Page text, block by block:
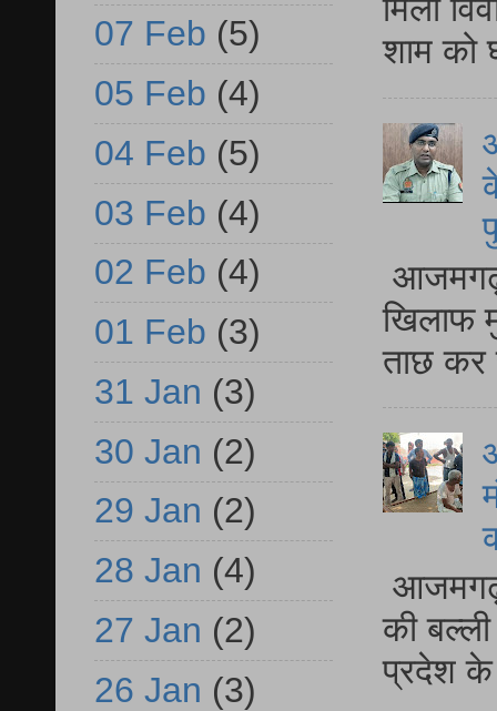
मिला
शाम को
आजमगढ़
खिलाफ
ताछ कर
आजमगढ़
की
प्रदेश
07 Feb (5)
05 Feb (4)
04 Feb (5)
03 Feb (4)
02 Feb (4)
01 Feb (3)
31 Jan (3)
30 Jan (2)
29 Jan (2)
28 Jan (4)
27 Jan (2)
26 Jan (3)